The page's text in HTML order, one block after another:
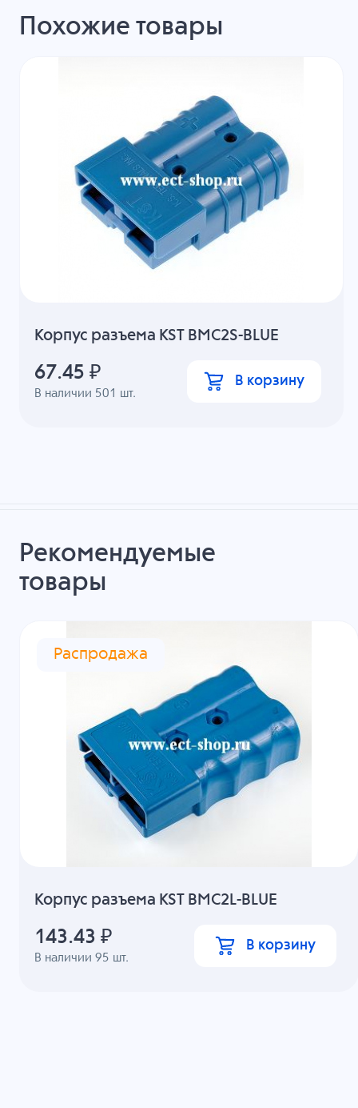
Похожие товары
Корпус разъема KST BMC2S-BLUE
В наличии 501 шт.
67.45 ₽ В корзину
Рекомендуемые
товары
Распродажа
Корпус разъема KST BMC2L-BLUE
В наличии95 шт.
143.43 ₽ В корзину